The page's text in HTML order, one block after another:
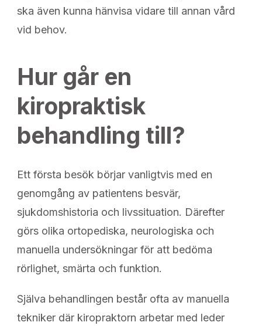
ska även kunna hänvisa vidare till annan vård
vid behov.
Hur går en
kiropraktisk
behandling till?
Ett första besök börjar vanligtvis med en
genomgång av patientens besvär,
sjukdomshistoria och livssituation. Därefter
görs olika ortopediska, neurologiska och
manuella undersökningar för att bedöma
rörlighet, smärta och funktion.
Själva behandlingen består ofta av manuella
tekniker där kiropraktorn arbetar med leder